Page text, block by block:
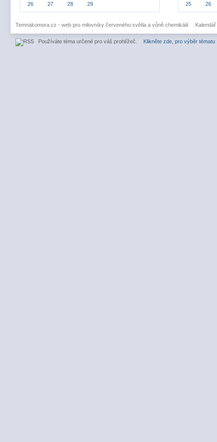
26 27 28 29 25 26
Temnakomora.cz - web pro milovníky červeného světla a vůně chemikálií Kalendář
Používáte téma určené pro váš prohlížeč. Klikněte zde, pro výběr tématu